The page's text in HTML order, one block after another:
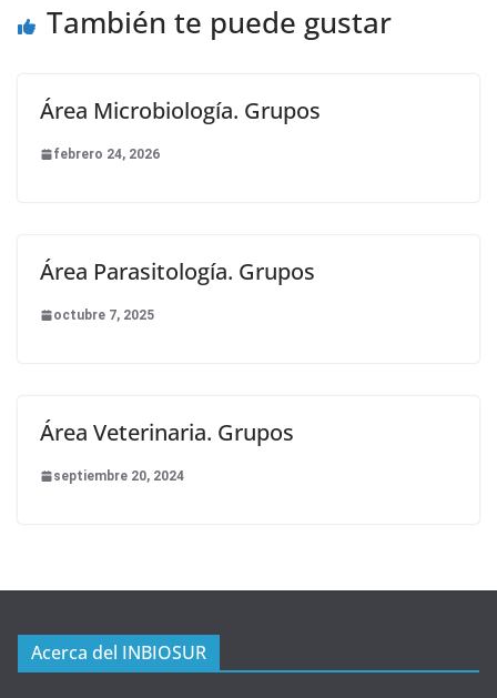
También te puede gustar
Área Microbiología. Grupos
febrero 24, 2026
Área Parasitología. Grupos
octubre 7, 2025
Área Veterinaria. Grupos
septiembre 20, 2024
Acerca del INBIOSUR